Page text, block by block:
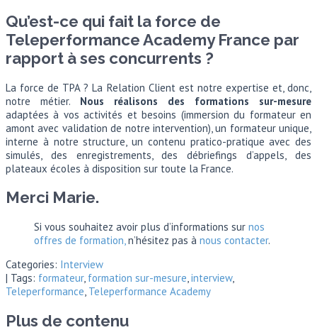
Qu’est-ce qui fait la force de
Teleperformance Academy France par
rapport à ses concurrents ?
La force de TPA ? La Relation Client est notre expertise et, donc,
notre métier. Nous réalisons des formations sur-mesure
adaptées à vos activités et besoins (immersion du formateur en
amont avec validation de notre intervention), un formateur unique,
interne à notre structure, un contenu pratico-pratique avec des
simulés, des enregistrements, des débriefings d’appels, des
plateaux écoles à disposition sur toute la France.
Merci Marie.
Si vous souhaitez avoir plus d’informations sur nos
offres de formation,n’hésitez pas à nous contacter.
Categories: Interview
| Tags: formateur, formation sur-mesure,interview,
Teleperformance, Teleperformance Academy
Plus de contenu